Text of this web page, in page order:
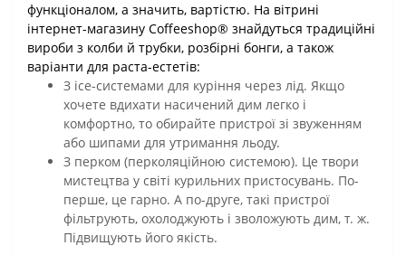
функціоналом, а значить, вартістю. На вітрині
інтернет-магазину Coffeeshop® знайдуться традиційні
вироби з колби й трубки, розбірні бонги, а також
варіанти для раста-естетів:
З ice-системами для куріння через лід. Якщо
хочете вдихати насичений дим легко і
комфортно, то обирайте пристрої зі звуженням
або шипами для утримання льоду.
З перком (перколяційною системою). Це твори
мистецтва у світі курильних пристосувань. По-
перше, це гарно. А по-друге, такі пристрої
фільтрують, охолоджують і зволожують дим, т. ж.
Підвищують його якість.